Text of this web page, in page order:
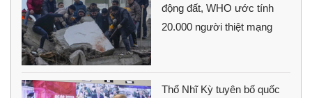
động đất, WHO ước tính
20.000 người thiệt mạng
Thổ Nhĩ Kỳ tuyên bố quốc